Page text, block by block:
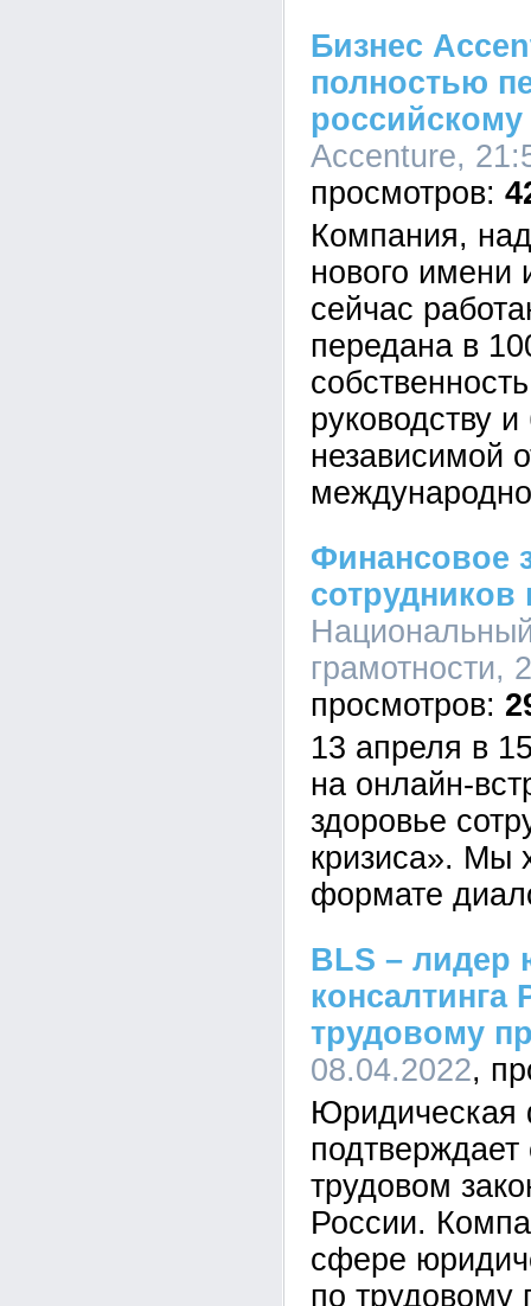
Бизнес
полностью
российскому
Accenture,
Компания,
нового имени
сейчас
передана в
руководству
независимой
Финансовое
сотрудников
грамотности,
13 апреля в
на онлайн-
здоровье
кризиса». Мы
формате
BLS – лидер
консалтинга
трудовому
08.04.2022
Юридическая
подтверждает
трудовом
России.
сфере
по трудовому